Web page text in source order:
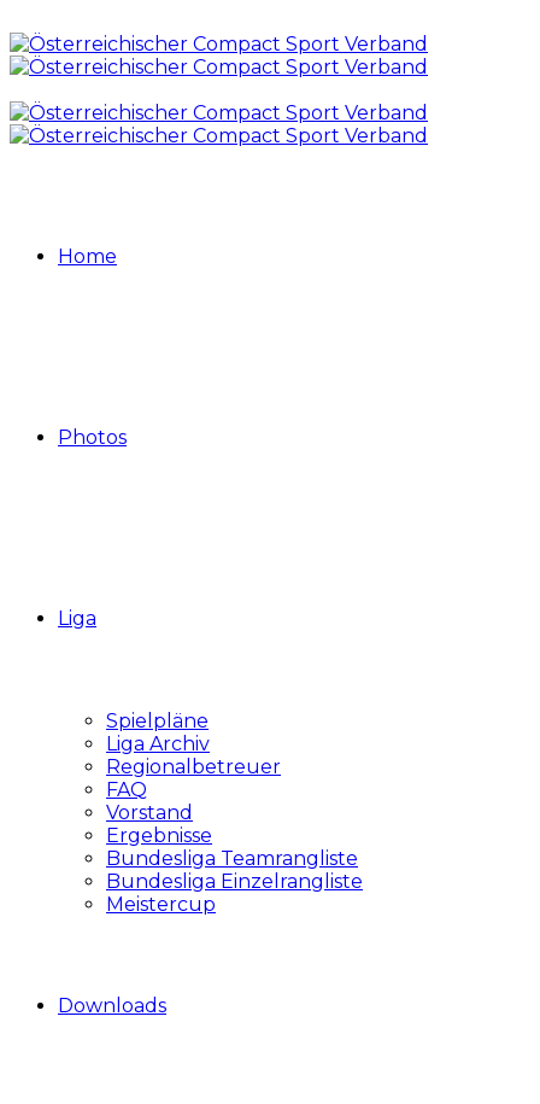
Home
Photos
Liga
Spielpläne
Liga Archiv
Regionalbetreuer
FAQ
Vorstand
Ergebnisse
Bundesliga Teamrangliste
Bundesliga Einzelrangliste
Meistercup
Downloads